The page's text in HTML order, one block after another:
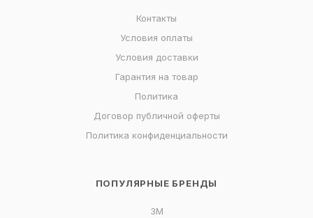
Контакты
Условия оплаты
Условия доставки
Гарантия на товар
Политика
Договор публичной оферты
Политика конфиденциальности
ПОПУЛЯРНЫЕ БРЕНДЫ
3M